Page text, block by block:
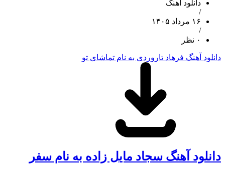
دانلود آهنگ
/
۱۶ مرداد ۱۴۰۵
/
۰ نظر
دانلود آهنگ فرهاد تاروردی به نام تماشای تو
دانلود آهنگ سجاد مایل زاده به نام سفر